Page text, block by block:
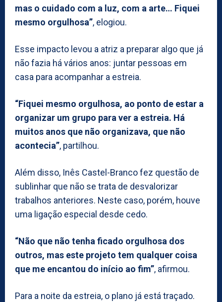
mas o cuidado com a luz, com a arte… Fiquei
mesmo orgulhosa”, elogiou.
Esse impacto levou a atriz a preparar algo que já
não fazia há vários anos: juntar pessoas em
casa para acompanhar a estreia.
“Fiquei mesmo orgulhosa, ao ponto de estar a
organizar um grupo para ver a estreia. Há
muitos anos que não organizava, que não
acontecia”, partilhou.
Além disso, Inês Castel-Branco fez questão de
sublinhar que não se trata de desvalorizar
trabalhos anteriores. Neste caso, porém, houve
uma ligação especial desde cedo.
“Não que não tenha ficado orgulhosa dos
outros, mas este projeto tem qualquer coisa
que me encantou do início ao fim”, afirmou.
Para a noite da estreia, o plano já está traçado.